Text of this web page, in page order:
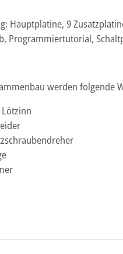
Hauptplatine, 9
Programmiertutorial,
werden folgende